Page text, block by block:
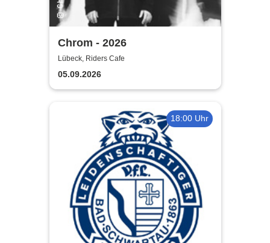
Chrom - 2026
Lübeck, Riders Cafe
05.09.2026
18:00 Uhr